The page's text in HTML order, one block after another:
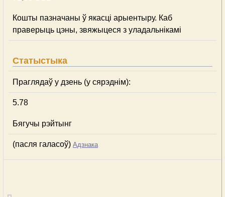
Кошты пазначаны ў якасці арыентыру. Каб
праверыць цэны, звяжыцеся з уладальнікамі
Статыстыка
Праглядаў у дзень (у сярэднім):
5.78
Бягучы рэйтынг
(пасля галасоў) Адзнака